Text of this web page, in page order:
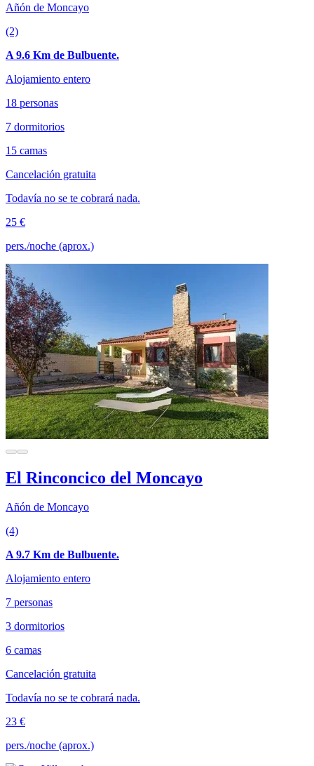
Añón de Moncayo
(2)
A 9.6 Km de Bulbuente.
Alojamiento entero
18 personas
7 dormitorios
15 camas
Cancelación gratuita
Todavía no se te cobrará nada.
25 €
pers./noche (aprox.)
El Rinconcico del Moncayo
Añón de Moncayo
(4)
A 9.7 Km de Bulbuente.
Alojamiento entero
7 personas
3 dormitorios
6 camas
Cancelación gratuita
Todavía no se te cobrará nada.
23 €
pers./noche (aprox.)